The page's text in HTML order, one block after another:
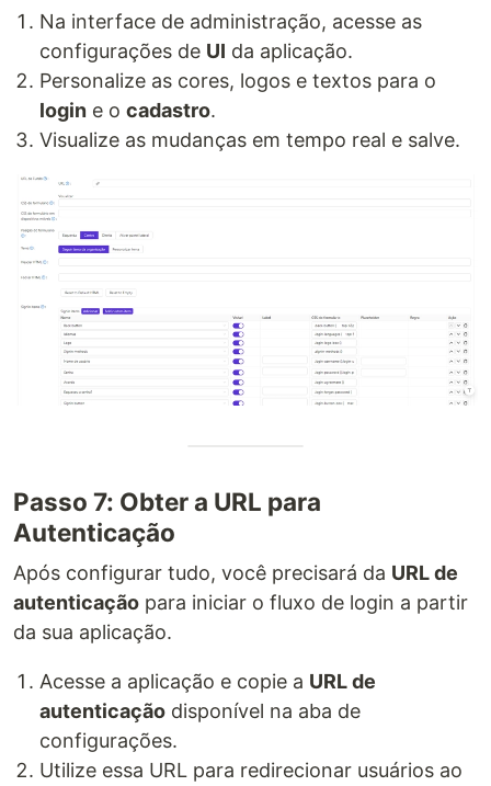
Na interface de administração, acesse as
configurações de UI da aplicação.
Personalize as cores, logos e textos para o
login e o cadastro.
Visualize as mudanças em tempo real e salve.
Passo 7: Obter a URL para
Autenticação
Após configurar tudo, você precisará da URL de
autenticação para iniciar o fluxo de login a partir
da sua aplicação.
Acesse a aplicação e copie a URL de
autenticação disponível na aba de
configurações.
Utilize essa URL para redirecionar usuários ao